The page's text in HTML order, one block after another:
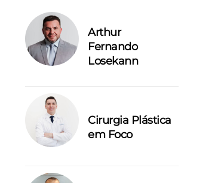
Arthur
Fernando
Losekann
Cirurgia Plástica
em Foco